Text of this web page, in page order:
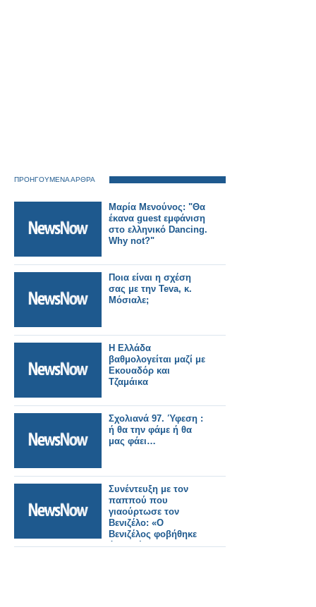
ΠΡΟΗΓΟΥΜΕΝΑ ΑΡΘΡΑ
Μαρία Μενούνος: "Θα
έκανα guest εμφάνιση
στο ελληνικό Dancing.
Why not?"
Ποια είναι η σχέση
σας με την Teva, κ.
Μόσιαλε;
Η Ελλάδα
βαθμολογείται μαζί με
Εκουαδόρ και
Τζαμάικα
Σχολιανά 97. Ύφεση :
ή θα την φάμε ή θα
μας φάει…
Συνέντευξη με τον
παππού που
γιαούρτωσε τον
Βενιζέλο: «Ο
Βενιζέλος φοβήθηκε
ότι θα έβγαζα